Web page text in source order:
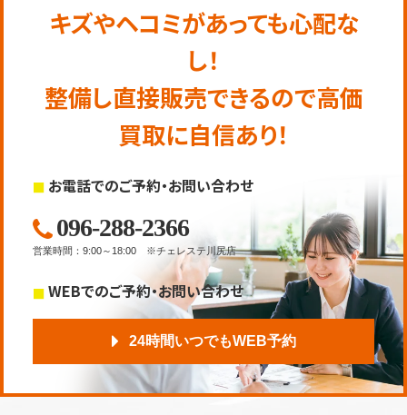
キズやヘコミがあっても心配な
し！
整備し直接販売できるので高価
買取に自信あり！
お電話でのご予約・お問い合わせ
096-288-2366
営業時間 ： 9:00～18:00 ※チェレステ川尻店
WEBでのご予約・お問い合わせ
24時間いつでもWEB予約